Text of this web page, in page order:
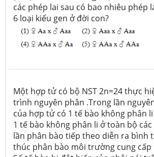
các phép lai sau có bao nhiêu phép
6 loại kiểu gen ở đời con?
Một hợp tử có bộ NST 2n=24 thực
trình nguyên phân .Trong lần
của hợp tử có 1 tế bào không phân li
1 tế bào không phân li ở toàn bộ các
lần phân bào tiếp theo diễn ra bình
thúc phân bào môi trường cung cấp